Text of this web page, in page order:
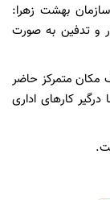
بهشت زهرا:
و تدفین به صورت
مکان متمرکز حاضر
کارهای اداری